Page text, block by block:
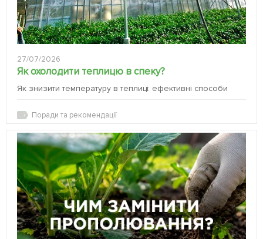
27/07/2026
Як охолодити теплицю в спеку?
Як знизити температуру в теплиці: ефективні способи
Поради та рекомендації